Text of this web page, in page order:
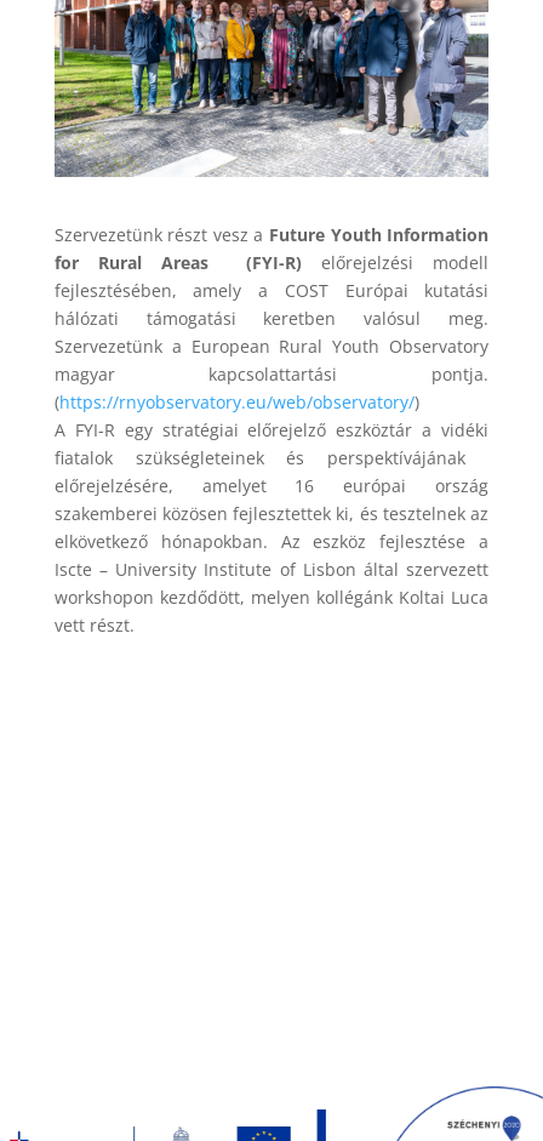
Szervezetünk részt vesz a Future Youth Information
for Rural Areas (FYI-R) előrejelzési modell
fejlesztésében, amely a COST Európai kutatási
hálózati támogatási keretben valósul meg.
Szervezetünk a European Rural Youth Observatory
magyar kapcsolattartási pontja.
(https://rnyobservatory.eu/web/observatory/)
A FYI-R egy stratégiai előrejelző eszköztár a vidéki
fiatalok szükségleteinek és perspektívájának
előrejelzésére, amelyet 16 európai ország
szakemberei közösen fejlesztettek ki, és tesztelnek az
elkövetkező hónapokban. Az eszköz fejlesztése a
Iscte – University Institute of Lisbon által szervezett
workshopon kezdődött, melyen kollégánk Koltai Luca
vett részt.